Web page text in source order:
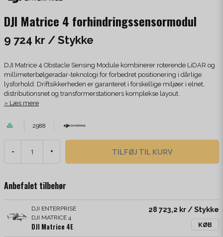
DJI Matrice 4 forhindringssensormodul
9 724 kr / Stykke
DJI Matrice 4 Obstacle Sensing Module kombinerer roterende LiDAR og
millimeterbølgeradar-teknologi for forbedret positionering i dårlige
lysforhold. Driftsikkerheden er garanteret i forskellige miljøer i elnet,
distributionsnet og transformerstationers komplekse layout.
Læs mere
2988
- + TILFØJ TIL KURV
Anbefalet tilbehør
DJI ENTERPRISE
DJI MATRICE 4
DJI Matrice 4E
28 723,2 kr / Stykke
KØB